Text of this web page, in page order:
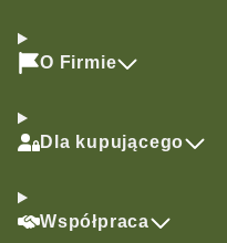
O Firmie
Dla kupującego
Współpraca